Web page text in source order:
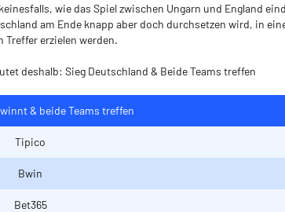
wie das Spiel zwischen Ungarn und England
am Ende knapp aber doch durchsetzen wird, in
erzielen werden.
deshalb: Sieg Deutschland & Beide Teams treffen
& beide Teams treffen
Tipico
Bwin
Bet365